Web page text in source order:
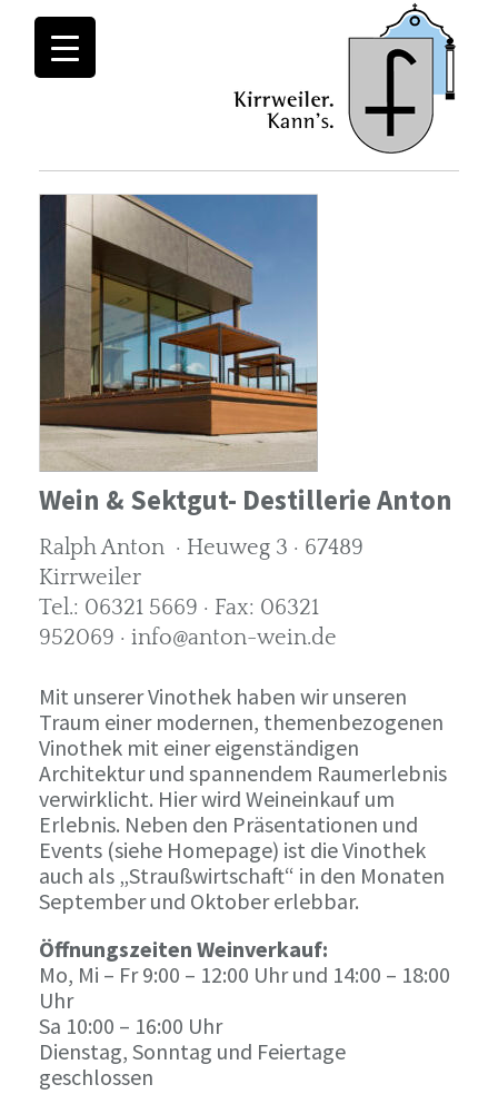
Wein & Sektgut- Destillerie Anton
Ralph Anton · Heuweg 3 · 67489
Kirrweiler
Tel.: 06321 5669 · Fax: 06321
952069 · info@anton-wein.de
Mit unserer Vinothek haben wir unseren
Traum einer modernen, themenbezogenen
Vinothek mit einer eigenständigen
Architektur und spannendem Raumerlebnis
verwirklicht. Hier wird Weineinkauf um
Erlebnis. Neben den Präsentationen und
Events (siehe Homepage) ist die Vinothek
auch als „Straußwirtschaft“ in den Monaten
September und Oktober erlebbar.
Öffnungszeiten Weinverkauf:
Mo, Mi – Fr 9:00 – 12:00 Uhr und 14:00 – 18:00
Uhr
Sa 10:00 – 16:00 Uhr
Dienstag, Sonntag und Feiertage
geschlossen